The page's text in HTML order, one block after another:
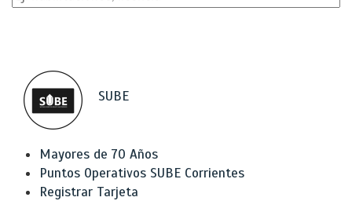
SUBE
Mayores de 70 Años
Puntos Operativos SUBE Corrientes
Registrar Tarjeta